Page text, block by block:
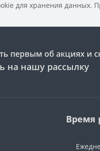
для хранения данных.
первым об акциях и
на нашу рассылку
Время